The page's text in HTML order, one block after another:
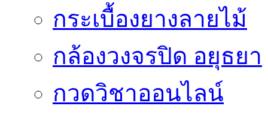
กระเบื้องยางลายไม้
กล้องวงจรปิด อยุธยา
กวดวิชาออนไลน์